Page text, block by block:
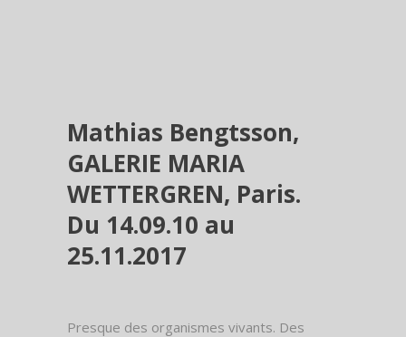
Mathias Bengtsson,
GALERIE MARIA
WETTERGREN, Paris.
Du 14.09.10 au
25.11.2017
Presque des organismes vivants. Des